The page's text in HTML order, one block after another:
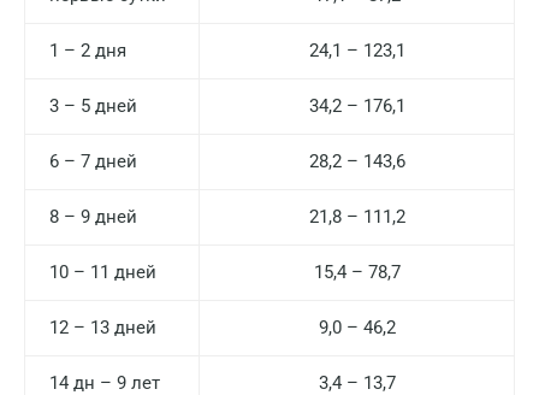
1 – 2 дня 24,1 – 123,1
3 – 5 дней 34,2 – 176,1
6 – 7 дней 28,2 – 143,6
8 – 9 дней 21,8 – 111,2
10 – 11 дней 15,4 – 78,7
12 – 13 дней 9,0 – 46,2
14 дн – 9 лет 3,4 – 13,7